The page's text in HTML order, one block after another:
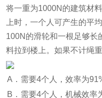
将一重为1000N的建筑材
上时，一个人可产生的平
100N的滑轮和一根足够长
料拉到楼上。如果不计绳
A．需要4个人，效率为
B．需要4个人，机械效率